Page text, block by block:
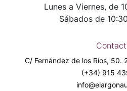
Lunes a Viernes, de
Sábados de
C/ Fernández de los Ríos, 50.
(+34) 915